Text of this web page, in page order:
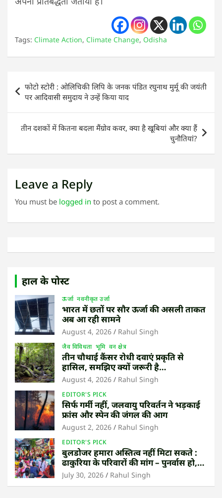
Tags: Climate Action, Climate Change, Odisha
Post
navigation
फोटो स्टोरी : ओलिचिकी लिपि के जनक पंडित रघुनाथ मुर्मू की जयंती
पर आदिवासी समुदाय ने उन्हें किया याद
तीन दशकों में कितना बदला मैंग्रोव कवर, क्या है खूबियां और क्या हैं
चुनौतियां?
Leave a Reply
You must be logged in to post a comment.
हाल के पोस्ट
ऊर्जा नवनीकृत उर्जा
भारत में छतों पर सौर ऊर्जा की असली ताकत
अब आ रही सामने
August 4, 2026 Rahul Singh
जैव विविधता भूमि वन क्षेत्र
तीन चौथाई कैंसर रोधी दवाएं प्रकृति से
हासिल, समझिए क्यों जरूरी है
उष्णकटिबंधीय जंगल बचाना
August 4, 2026 Rahul Singh
EDITOR'S PICK
सिर्फ गर्मी नहीं, जलवायु परिवर्तन ने भड़काई
फ्रांस और स्पेन की जंगल की आग
August 2, 2026 Rahul Singh
EDITOR'S PICK
बुलडोजर हमारा अस्तित्व नहीं मिटा सकते :
ढाकुरिया के परिवारों की मांग – पुनर्वास हो,
बेदखली नहीं
July 30, 2026 Rahul Singh